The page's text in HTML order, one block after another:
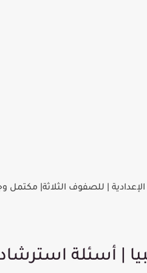
| للصفوف الثلاثة| مكتمل
رياضيات لصف 9 ليبيا |